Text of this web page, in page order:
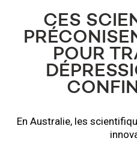
CES
POUR
En Australie, les